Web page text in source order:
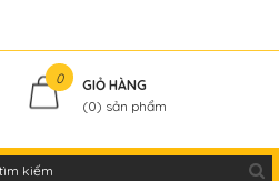
0
GIỎ HÀNG
(0) sản phẩm